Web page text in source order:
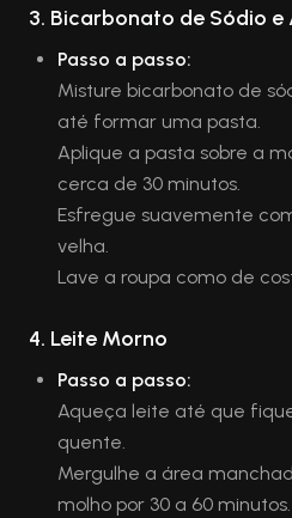
3. Bicarbonato de Sódio e
Passo a passo:
Misture bicarbonato de
até formar uma pasta.
Aplique a pasta sobre a
cerca de 30 minutos.
Esfregue suavemente
velha.
Lave a roupa como de
4. Leite Morno
Passo a passo:
Aqueça leite até que
quente.
Mergulhe a área
molho por 30 a 60 minutos.